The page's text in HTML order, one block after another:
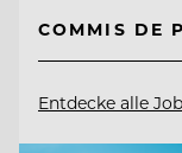
COMMIS DE
Entdecke alle